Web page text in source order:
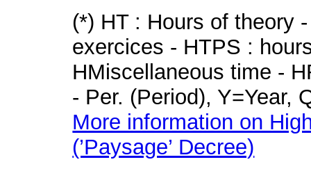
(*) HT : Hours of theory
exercices - HTPS :
HMiscellaneous time -
- Per. (Period), Y=Year,
More information on
(’Paysage’ Decree)